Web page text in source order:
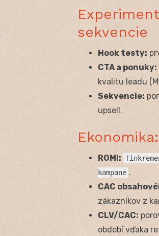
sekvencie
Hook testy:
CTA a ponuky:
kvalitu leadu
Sekvencie:
upsell.
ROMI:
kampane .
CAC
zákazníkov z
CLV/CAC:
období vďaka